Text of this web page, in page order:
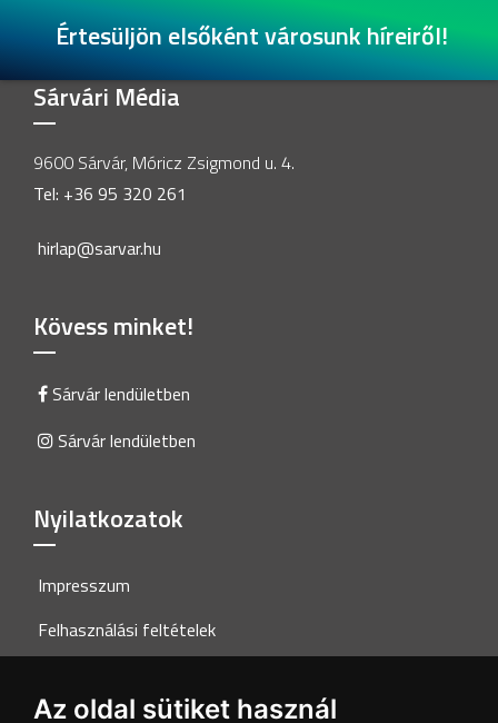
Az oldal sütiket használ
Értesüljön elsőként városunk híreiről!
Sárvári Média
9600 Sárvár, Móricz Zsigmond u. 4.
Tel: +36 95 320 261
hirlap@sarvar.hu
Kövess minket!
Sárvár lendületben
Sárvár lendületben
Nyilatkozatok
Impresszum
Felhasználási feltételek